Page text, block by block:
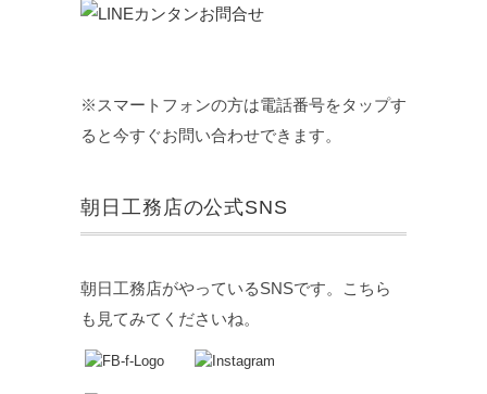
※スマートフォンの方は電話番号をタップす
ると今すぐお問い合わせできます。
朝日工務店の公式SNS
朝日工務店がやっているSNSです。こちら
も見てみてくださいね。